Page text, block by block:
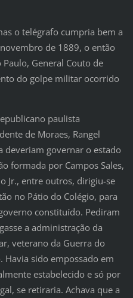
o telégrafo cumpria bem a
de 1889, o então
General Couto de
do golpe militar ocorrido
paulista
de Moraes, Rangel
deveriam governar o estado
formada por Campos Sales,
Jr., entre outros, dirigiu-se
no Pátio do Colégio, para
constituído. Pediram
a administração da
veterano da Guerra do
Havia sido empossado em
estabelecido e só por
se retiraria. Achava que a